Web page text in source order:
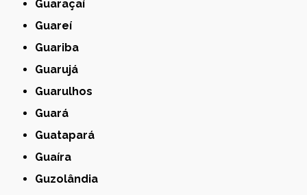
Guaraçaí
Guareí
Guariba
Guarujá
Guarulhos
Guará
Guatapará
Guaíra
Guzolândia